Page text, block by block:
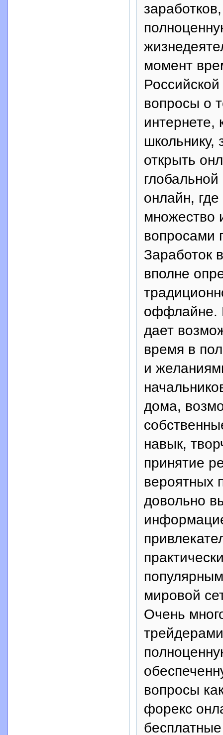
момент
вопросы о
интернете,
школьнику,
открыть
глобальной
онлайн,
множество
вопросами
Заработок
вполне
оффлайне.
дает
время в
и
дома,
навык,
принятие
вероятных
довольно
мировой
Очень
вопросы
форекс